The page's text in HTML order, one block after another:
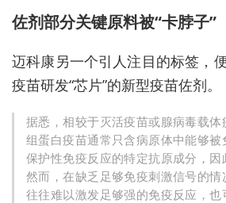
佐剂部分关键原料被“卡脖子”
迈科康另一个引人注目的标签，
疫苗研发“芯片”的新型疫苗佐剂。
据悉，相较于灭活疫苗或腺病毒载
组蛋白疫苗通常只含病原体中能够
保护性免疫反应的特定抗原成分，因
然而，在缺乏足够免疫刺激信号的
往往难以激发足够强的免疫反应，